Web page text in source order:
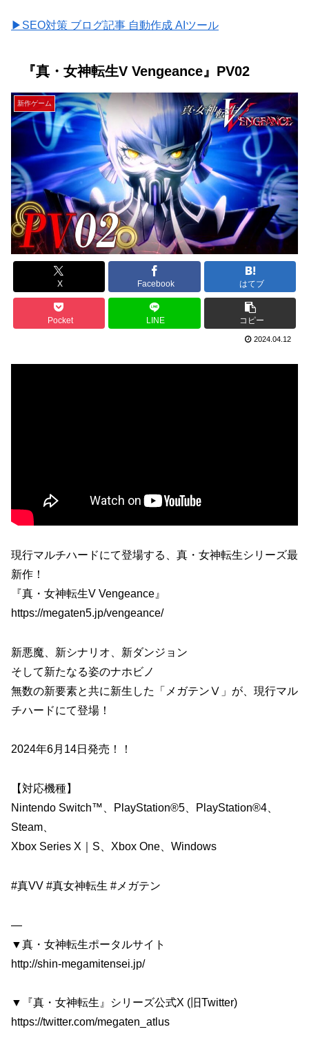
▶SEO対策 ブログ記事 自動作成 AIツール
『真・女神転生V Vengeance』PV02
新作ゲーム
X Facebook はてブ
Pocket LINE コピー
2024.04.12
現行マルチハードにて登場する、真・女神転生シリーズ最
新作！
『真・女神転生V Vengeance』
https://megaten5.jp/vengeance/
新悪魔、新シナリオ、新ダンジョン
そして新たなる姿のナホビノ
無数の新要素と共に新生した「メガテンⅤ」が、現行マル
チハードにて登場！
2024年6月14日発売！！
【対応機種】
Nintendo Switch™️、PlayStation®5、PlayStation®4、
Steam、
Xbox Series X｜S、Xbox One、Windows
#真VV #真女神転生 #メガテン
—
▼真・女神転生ポータルサイト
http://shin-megamitensei.jp/
▼『真・女神転生』シリーズ公式X (旧Twitter)
https://twitter.com/megaten_atlus